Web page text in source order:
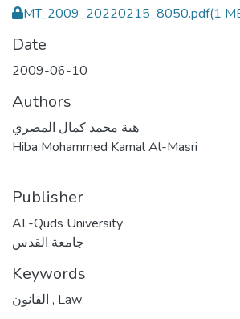
MT_2009_20220215_8050.pdf(1
Date
2009-06-10
Authors
هبة محمد كمال المصري
Hiba Mohammed Kamal Al-Masri
Publisher
AL-Quds University
جامعة القدس
Keywords
, Law